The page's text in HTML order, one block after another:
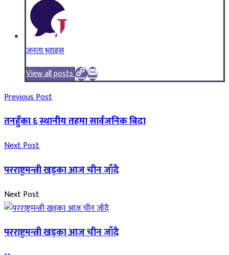
जनता भ्वाइस
View all posts
Previous Post
तनहुँका ६ स्थानीय तहमा सार्वजनिक बिदा
Next Post
परराष्ट्रमन्त्री खड्का आज चीन जाँदै
Next Post
परराष्ट्रमन्त्री खड्का आज चीन जाँदै